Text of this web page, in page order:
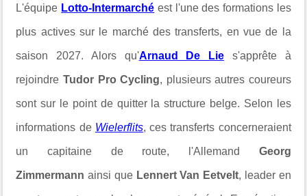
L'équipe Lotto-Intermarché est l'une des formations les
plus actives sur le marché des transferts, en vue de la
saison 2027. Alors qu'Arnaud De Lie s'apprête à
rejoindre Tudor Pro Cycling, plusieurs autres coureurs
sont sur le point de quitter la structure belge. Selon les
informations de Wielerflits, ces transferts concerneraient
un capitaine de route, l'Allemand Georg
Zimmermann ainsi que Lennert Van Eetvelt, leader en